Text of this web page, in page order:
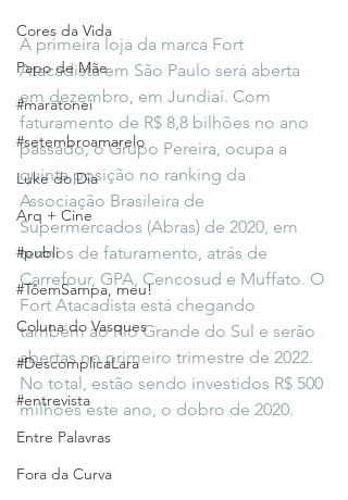
Cores da Vida
Papo de Mãe
#maratonei
#setembroamarelo
Luke do Dia
Arq + Cine
#publi
#TôemSampa, meu!
Coluna do Vasques
#DescomplicaLara
#entrevista
Entre Palavras
Fora da Curva
A primeira loja da marca Fort
Atacadista em São Paulo será aberta
em dezembro, em Jundiaí. Com
faturamento de R$ 8,8 bilhões no ano
passado, o Grupo Pereira, ocupa a
quinta posição no ranking da
Associação Brasileira de
Supermercados (Abras) de 2020, em
termos de faturamento, atrás de
Carrefour, GPA, Cencosud e Muffato. O
Fort Atacadista está chegando
também ao Rio Grande do Sul e serão
abertas no primeiro trimestre de 2022.
No total, estão sendo investidos R$ 500
milhões este ano, o dobro de 2020.